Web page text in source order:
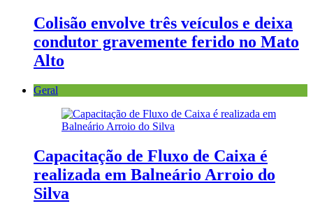
Colisão envolve três veículos e deixa
condutor gravemente ferido no Mato
Alto
Geral
Capacitação de Fluxo de Caixa é
realizada em Balneário Arroio do
Silva